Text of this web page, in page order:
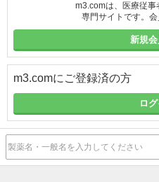
m3.comは、医療従
専門サイトです。会
新規
m3.comにご登録済の方
ロ